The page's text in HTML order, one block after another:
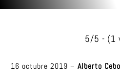
5/5 - (1
16 octubre 2019 –Alberto